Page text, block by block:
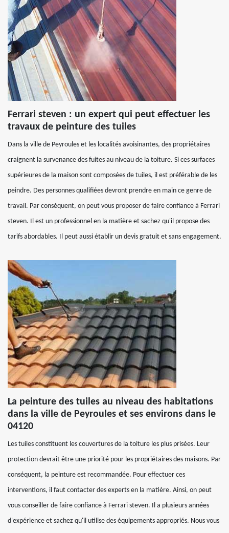
Ferrari steven : un expert qui peut effectuer les
travaux de peinture des tuiles
Dans la ville de Peyroules et les localités avoisinantes, des propriétaires
craignent la survenance des fuites au niveau de la toiture. Si ces surfaces
supérieures de la maison sont composées de tuiles, il est préférable de les
peindre. Des personnes qualifiées devront prendre en main ce genre de
travail. Par conséquent, on peut vous proposer de faire confiance à Ferrari
steven. Il est un professionnel en la matière et sachez qu'il propose des
tarifs abordables. Il peut aussi établir un devis gratuit et sans engagement.
La peinture des tuiles au niveau des habitations
dans la ville de Peyroules et ses environs dans le
04120
Les tuiles constituent les couvertures de la toiture les plus prisées. Leur
protection devrait être une priorité pour les propriétaires des maisons. Par
conséquent, la peinture est recommandée. Pour effectuer ces
interventions, il faut contacter des experts en la matière. Ainsi, on peut
vous conseiller de faire confiance à Ferrari steven. Il a plusieurs années
d'expérience et sachez qu'il utilise des équipements appropriés. Nous vous